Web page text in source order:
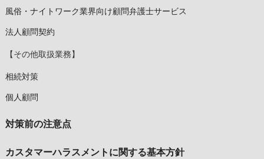
風俗・ナイトワーク業界向け顧問弁護士サービス
法人顧問契約
【その他取扱業務】
相続対策
個人顧問
対策前の注意点
カスタマーハラスメントに関する基本方針